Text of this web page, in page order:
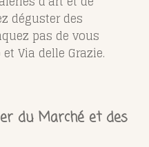
déguster des
pas de vous
Via delle Grazie.
du Marché et des